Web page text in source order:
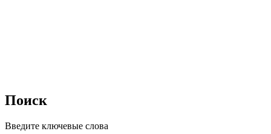
Поиск
Введите ключевые слова